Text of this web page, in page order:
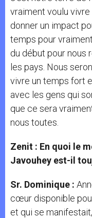
vraiment voulu
donner un impact
temps pour
du début pour nous
les pays. Nous
vivre un temps fort
avec les gens qui
que ce sera
nous toutes.
Zenit : En quoi le
Javouhey est-il
Sr. Dominique :
cœur disponible
et qui se